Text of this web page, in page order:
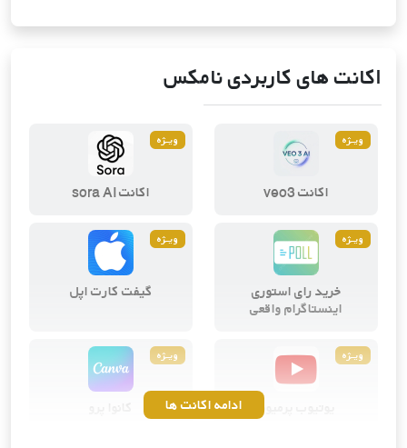
ویرایش و طراحی دیجیتال
2محصول
ابزارهای هوش مصنوعی
3محصول
اکانت های کاربردی نامکس
ویــژه
اکانت veo3
ویــژه
اکانت sora AI
ویــژه
خرید رای استوری
اینستاگرام واقعی
ویــژه
گیفت کارت اپل
ویــژه
یوتیوب پرمیوم
ویــژه
ادامه اکانت ها